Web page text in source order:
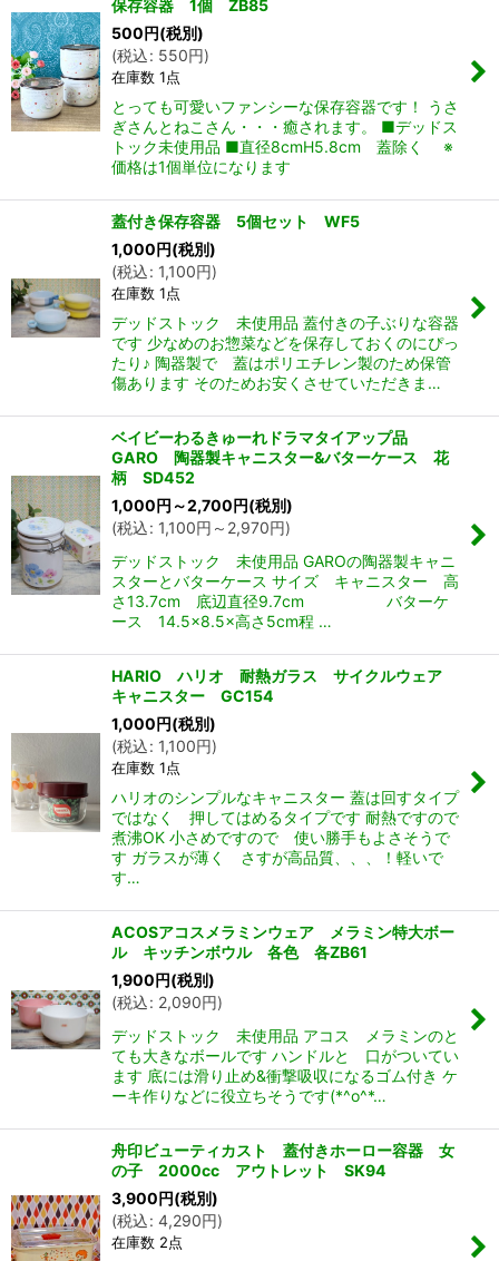
保存容器 1個 ZB85
500円(税別)
(税込: 550円)
在庫数 1点
とっても可愛いファンシーな保存容器です！ うさ
ぎさんとねこさん・・・癒されます。 ■デッドス
トック未使用品 ■直径8cmH5.8cm 蓋除く ※
価格は1個単位になります
蓋付き保存容器 5個セット WF5
1,000円(税別)
(税込: 1,100円)
在庫数 1点
デッドストック 未使用品 蓋付きの子ぶりな容器
です 少なめのお惣菜などを保存しておくのにぴっ
たり♪ 陶器製で 蓋はポリエチレン製のため保管
傷あります そのためお安くさせていただきま…
ベイビーわるきゅーれドラマタイアップ品
GARO 陶器製キャニスター&バターケース 花
柄 SD452
1,000円 ～2,700円(税別)
(税込: 1,100円 ～2,970円)
デッドストック 未使用品 GAROの陶器製キャニ
スターとバターケース サイズ キャニスター 高
さ13.7cm 底辺直径9.7cm バターケ
ース 14.5×8.5×高さ5cm程 …
HARIO ハリオ 耐熱ガラス サイクルウェア
キャニスター GC154
1,000円(税別)
(税込: 1,100円)
在庫数 1点
ハリオのシンプルなキャニスター 蓋は回すタイプ
ではなく 押してはめるタイプです 耐熱ですので
煮沸OK 小さめですので 使い勝手もよさそうで
す ガラスが薄く さすが高品質、、、！軽いで
す…
ACOSアコスメラミンウェア メラミン特大ボー
ル キッチンボウル 各色 各ZB61
1,900円(税別)
(税込: 2,090円)
デッドストック 未使用品 アコス メラミンのと
ても大きなボールです ハンドルと 口がついてい
ます 底には滑り止め&衝撃吸収になるゴム付き ケ
ーキ作りなどに役立ちそうです(*^o^*…
舟印ビューティカスト 蓋付きホーロー容器 女
の子 2000cc アウトレット SK94
3,900円(税別)
(税込: 4,290円)
在庫数 2点